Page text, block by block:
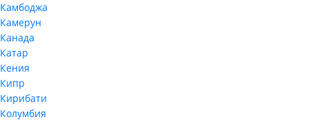
Камбоджа
Камерун
Канада
Катар
Кения
Кипр
Кирибати
Колумбия